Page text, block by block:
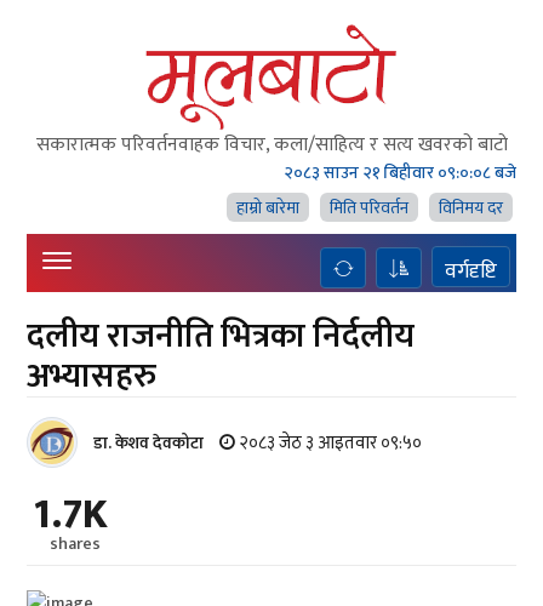
सकारात्मक परिवर्तनवाहक विचार, कला/साहित्य र सत्य खवरको बाटाे
२०८३ साउन २१ बिहीवार०९:०:०९ बजे
हाम्राे बारेमा
मिति परिवर्तन विनिमय दर
वर्गदृष्टि
दलीय राजनीति भित्रका निर्दलीय
अभ्यासहरु
डा. केशव देवकोटा २०८३ जेठ ३ आइतवार ०९:५०
1.7K
shares